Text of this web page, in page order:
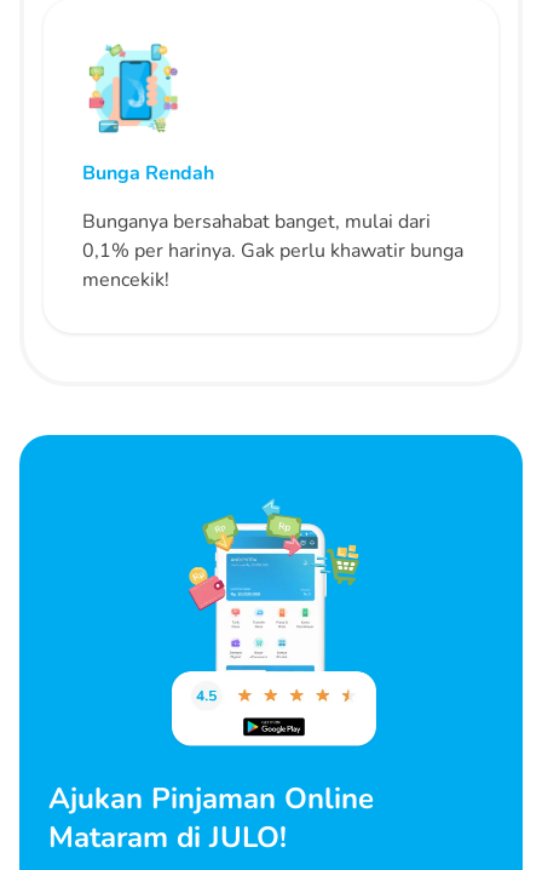
Bunga Rendah
Bunganya bersahabat banget, mulai dari
0,1% per harinya. Gak perlu khawatir bunga
mencekik!
Ajukan Pinjaman Online
Mataram di JULO!